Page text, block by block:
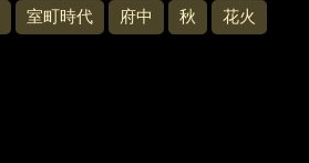
室町時代 府中 秋 花火